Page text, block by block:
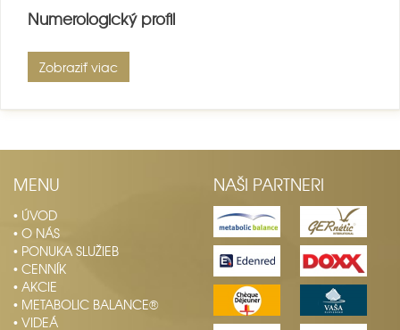
Numerologický profil
Zobraziť viac
MENU
• ÚVOD
• O NÁS
• PONUKA SLUŽIEB
• CENNÍK
• AKCIE
• METABOLIC BALANCE®
• VIDEÁ
NAŠI PARTNERI